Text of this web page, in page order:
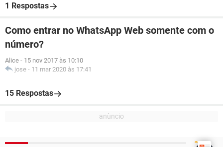
1 Respostas
Como entrar no WhatsApp Web somente com o
número?
Alice - 15 nov 2017 às 10:10
jose - 11 mar 2020 às 17:41
15 Respostas